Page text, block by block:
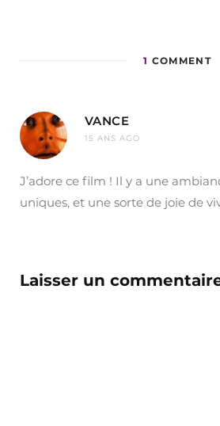
1 COMMENT
VANCE
15 ANS AGO
J’adore ce film ! Il y a une
uniques, et une sorte de joie de
Laisser un